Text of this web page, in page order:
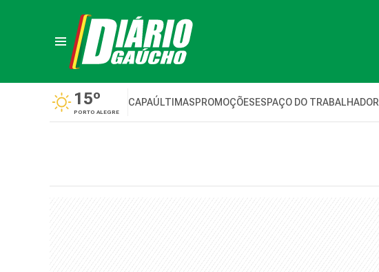
15º
PORTO ALEGRE
CAPAÚLTIMASPROMOÇÕESESPAÇO DO TRABALHADOR